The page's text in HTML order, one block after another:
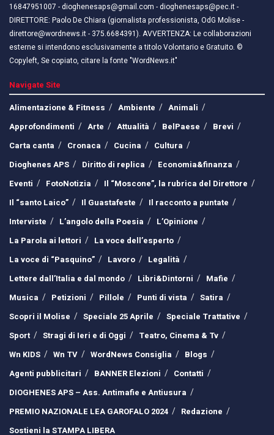
16847951007 - dioghenesaps@gmail.com - dioghenesaps@pec.it - ​​
DIRETTORE: Paolo De Chiara (giornalista professionista, OdG Molise -
direttore@wordnews.it - ​​375.6684391). AVVERTENZA: Le collaborazioni
esterne si intendono esclusivamente a titolo Volontario e Gratuito. ©
Copyleft, Se copiato, citare la fonte "WordNews.it"
Navigate Site
Alimentazione & Fitness
Ambiente
Animali
Approfondimenti
Arte Attualità BelPaese
Brevi
Carta canta
Cronaca Cucina
Cultura
Dioghenes APS
Diritto di replica
Economia&finanza
Eventi
FotoNotizia
Il “Moscone”, la rubrica del Direttore
Il “santo Laico”
Il Guastafeste
Il racconto a puntate
Interviste
L’angolo della Poesia
L’Opinione
La Parola ai lettori
La voce dell’esperto
La voce di “Pasquino”
Lavoro
Legalità
Lettere dall’Italia e dal mondo
Libri&Dintorni
Mafie
Musica
Petizioni Pillole Punti di vista
Satira
Scopri il Molise
Speciale 25 Aprile
Speciale Trattative
Sport
Stragi di Ieri e di Oggi
Teatro, Cinema & Tv
Wn KIDS
Wn TV WordNews Consiglia
Blogs
Agenti pubblicitari
BANNER Elezioni
Contatti
DIOGHENES APS – Ass. Antimafie e Antiusura
PREMIO NAZIONALE LEA GAROFALO 2024
Redazione
Sostieni la STAMPA LIBERA